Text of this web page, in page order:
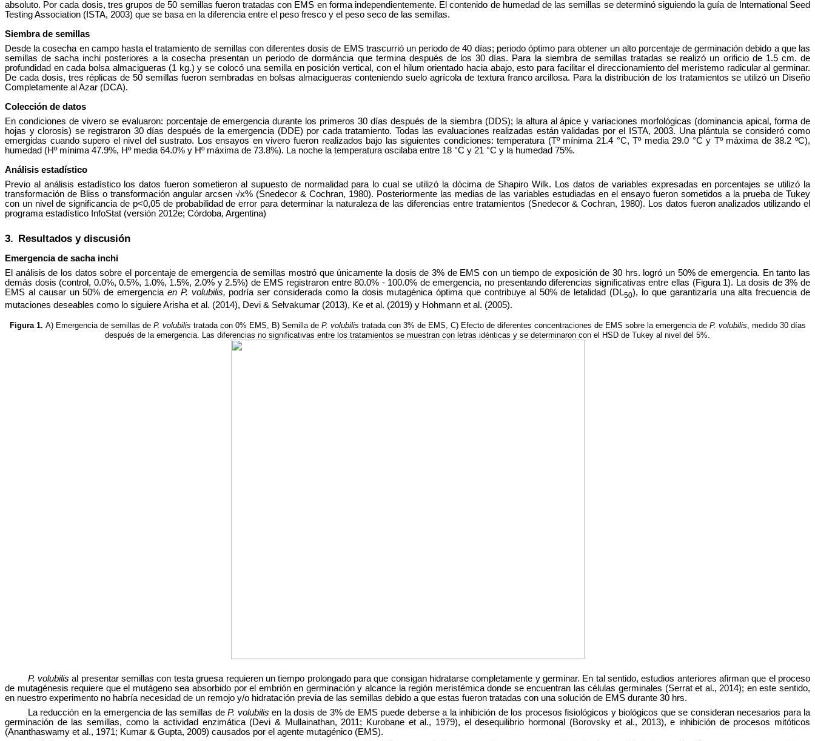
absoluto. Por cada dosis, tres grupos de 50 semillas fueron tratadas con EMS en forma independientemente. El contenido de humedad de las semillas se determinó siguiendo la guía de International Seed
Testing Association (ISTA, 2003) que se basa en la diferencia entre el peso fresco y el peso seco de las semillas.
Siembra de semillas
Desde la cosecha en campo hasta el tratamiento de semillas con diferentes dosis de EMS trascurrió un periodo de 40 días; periodo óptimo para obtener un alto porcentaje de germinación debido a que las
semillas de sacha inchi posteriores a la cosecha presentan un periodo de dormáncia que termina después de los 30 días. Para la siembra de semillas tratadas se realizó un orificio de 1.5 cm. de
profundidad en cada bolsa almacigueras (1 kg.) y se colocó una semilla en posición vertical, con el hilum orientado hacia abajo, esto para facilitar el direccionamiento del meristemo radicular al germinar.
De cada dosis, tres réplicas de 50 semillas fueron sembradas en bolsas almacigueras conteniendo suelo agrícola de textura franco arcillosa. Para la distribución de los tratamientos se utilizó un Diseño
Completamente al Azar (DCA).
Colección de datos
En condiciones de vivero se evaluaron: porcentaje de emergencia durante los primeros 30 días después de la siembra (DDS); la altura al ápice y variaciones morfológicas (dominancia apical, forma de
hojas y clorosis) se registraron 30 días después de la emergencia (DDE) por cada tratamiento. Todas las evaluaciones realizadas están validadas por el ISTA, 2003. Una plántula se consideró como
emergidas cuando supero el nivel del sustrato. Los ensayos en vivero fueron realizados bajo las siguientes condiciones: temperatura (Tº mínima 21.4 °C, Tº media 29.0 °C y Tº máxima de 38.2 ºC),
humedad (Hº mínima 47.9%, Hº media 64.0% y Hº máxima de 73.8%). La noche la temperatura oscilaba entre 18 °C y 21 °C y la humedad 75%.
Análisis estadístico
Previo al análisis estadístico los datos fueron sometieron al supuesto de normalidad para lo cual se utilizó la dócima de Shapiro Wilk. Los datos de variables expresadas en porcentajes se utilizó la
transformación de Bliss o transformación angular arcsen √x% (Snedecor & Cochran, 1980). Posteriormente las medias de las variables estudiadas en el ensayo fueron sometidos a la prueba de Tukey
con un nivel de significancia de p<0,05 de probabilidad de error para determinar la naturaleza de las diferencias entre tratamientos (Snedecor & Cochran, 1980). Los datos fueron analizados utilizando el
programa estadístico InfoStat (versión 2012e; Córdoba, Argentina)
3. Resultados y discusión
Emergencia de sacha inchi
El análisis de los datos sobre el porcentaje de emergencia de semillas mostró que únicamente la dosis de 3% de EMS con un tiempo de exposición de 30 hrs. logró un 50% de emergencia. En tanto las
demás dosis (control, 0.0%, 0.5%, 1.0%, 1.5%, 2.0% y 2.5%) de EMS registraron entre 80.0% - 100.0% de emergencia, no presentando diferencias significativas entre ellas (Figura 1). La dosis de 3% de
EMS al causar un 50% de emergencia en P. volubilis, podría ser considerada como la dosis mutagénica óptima que contribuye al 50% de letalidad (DL50), lo que garantizaría una alta frecuencia de
mutaciones deseables como lo siguiere Arisha et al. (2014), Devi & Selvakumar (2013), Ke et al. (2019) y Hohmann et al. (2005).
Figura 1. A) Emergencia de semillas de P. volubilis tratada con 0% EMS, B) Semilla de P. volubilis tratada con 3% de EMS, C) Efecto de diferentes concentraciones de EMS sobre la emergencia de P. volubilis, medido 30 días
después de la emergencia. Las diferencias no significativas entre los tratamientos se muestran con letras idénticas y se determinaron con el HSD de Tukey al nivel del 5%.
P. volubilis al presentar semillas con testa gruesa requieren un tiempo prolongado para que consigan hidratarse completamente y germinar. En tal sentido, estudios anteriores afirman que el proceso
de mutagénesis requiere que el mutágeno sea absorbido por el embrión en germinación y alcance la región meristémica donde se encuentran las células germinales (Serrat et al., 2014); en este sentido,
en nuestro experimento no habría necesidad de un remojo y/o hidratación previa de las semillas debido a que estas fueron tratadas con una solución de EMS durante 30 hrs.
La reducción en la emergencia de las semillas deP. volubilis en la dosis de 3% de EMS puede deberse a la inhibición de los procesos fisiológicos y biológicos que se consideran necesarios para la
germinación de las semillas, como la actividad enzimática (Devi & Mullainathan, 2011; Kurobane et al., 1979), el desequilibrio hormonal (Borovsky et al., 2013), e inhibición de procesos mitóticos
(Ananthaswamy et al., 1971; Kumar & Gupta, 2009) causados por el agente mutagénico (EMS).